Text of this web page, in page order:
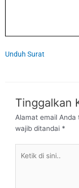
Unduh Surat
Tinggalkan
Alamat email Anda
wajib ditandai *